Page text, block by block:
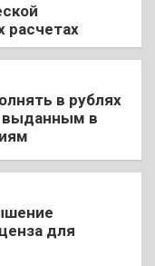
расчетах
в рублях
выданным в
для